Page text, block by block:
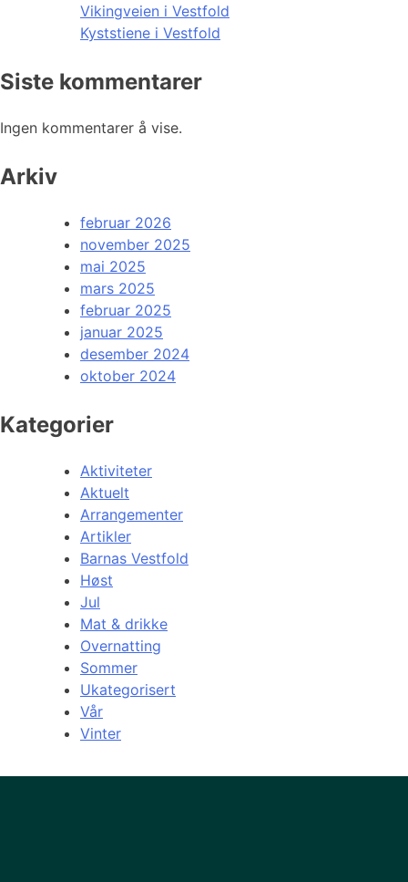
Vikingveien i Vestfold
Kyststiene i Vestfold
Siste kommentarer
Ingen kommentarer å vise.
Arkiv
februar 2026
november 2025
mai 2025
mars 2025
februar 2025
januar 2025
desember 2024
oktober 2024
Kategorier
Aktiviteter
Aktuelt
Arrangementer
Artikler
Barnas Vestfold
Høst
Jul
Mat & drikke
Overnatting
Sommer
Ukategorisert
Vår
Vinter